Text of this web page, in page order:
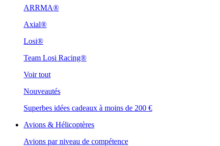
ARRMA®
Axial®
Losi®
Team Losi Racing®
Voir tout
Nouveautés
Superbes idées cadeaux à moins de 200 €
Avions & Hélicoptères
Avions par niveau de compétence